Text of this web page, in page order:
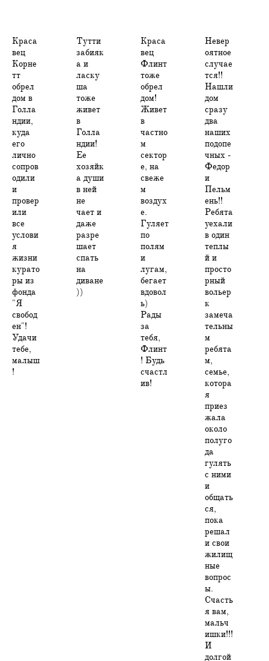
Краса
вец
Корне
тт
обрел
дом в
Голла
ндии,
куда
его
лично
сопров
одили
и
провер
или
все
услови
я
жизни
курато
ры из
фонда
"Я
свобод
ен"!
Удачи
тебе,
малыш
!
Тутти
забияк
а и
ласку
ша
тоже
живет
в
Голла
ндии!
Ее
хозяйк
а души
в ней
не
чает и
даже
разре
шает
спать
на
диване
))
Краса
вец
Флинт
тоже
обрел
дом!
Живет
в
частно
м
сектор
е, на
свеже
м
воздух
е.
Гуляет
по
полям
и
лугам,
бегает
вдовол
ь)
Рады
за
тебя,
Флинт
! Будь
счастл
ив!
Невер
оятное
случае
тся!!
Нашли
дом
сразу
два
наших
подопе
чных -
Федор
и
Пельм
ень!!
Ребята
уехали
в один
теплы
й и
просто
рный
вольер
к
замеча
тельны
м
ребята
м,
семье,
котора
я
приез
жала
около
полуго
да
гулять
с ними
и
общать
ся,
пока
решал
и свои
жилищ
ные
вопрос
ы.
Счасть
я вам,
мальч
ишки!!!
И
долгой